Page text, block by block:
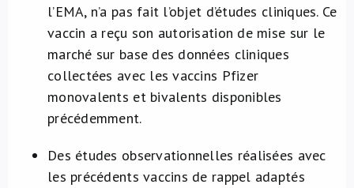
l’EMA, n’a pas fait l’objet d’études cliniques. Ce
vaccin a reçu son autorisation de mise sur le
marché sur base des données cliniques
collectées avec les vaccins Pfizer
monovalents et bivalents disponibles
précédemment.
Des études observationnelles réalisées avec
les précédents vaccins de rappel adaptés